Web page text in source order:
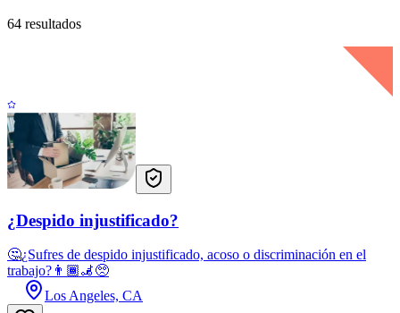
64 resultados
¿Despido injustificado?
🤔¿Sufres de despido injustificado, acoso o discriminación en el
trabajo?👨🏾‍🦼🥺
Los Angeles, CA